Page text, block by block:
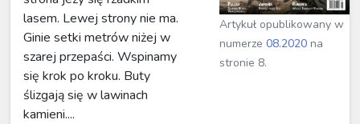
lasem. Lewej strony nie ma.
Ginie setki metrów niżej w
szarej przepaści. Wspinamy
się krok po kroku. Buty
ślizgają się w lawinach
kamieni....
Artykuł opublikowany w
numerze08.2020 na
stronie 8.